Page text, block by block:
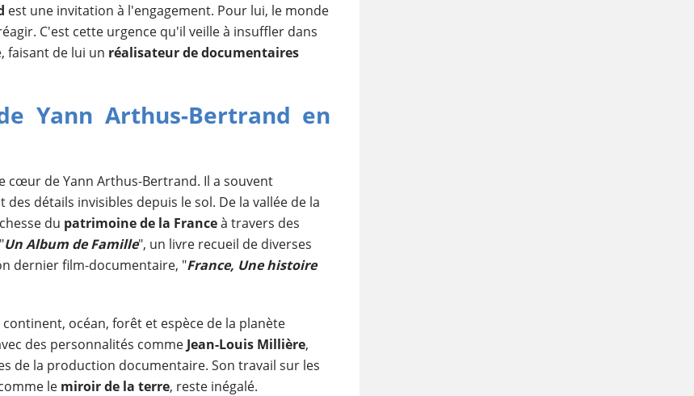
est une invitation à l'engagement. Pour lui, le monde
C'est cette urgence qu'il veille à insuffler dans
faisant de lui un réalisateur de documentaires
Yann Arthus-Bertrand en
cœur de Yann Arthus-Bertrand. Il a souvent
des détails invisibles depuis le sol. De la vallée de la
du patrimoine de la Franceà travers des
Un Album de Famille", un livre recueil de diverses
dernier film-documentaire, "France, Une histoire
océan, forêt et espèce de la planète
des personnalités comme Jean-Louis Millière,
de la production documentaire. Son travail sur les
le miroir de la terre, reste inégalé.